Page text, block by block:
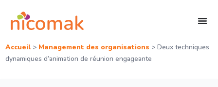
Accueil> Management des organisations > Deux techniques
dynamiques d’animation de réunion engageante